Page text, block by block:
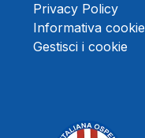
Privacy Policy
Informativa cookie
Gestisci i cookie